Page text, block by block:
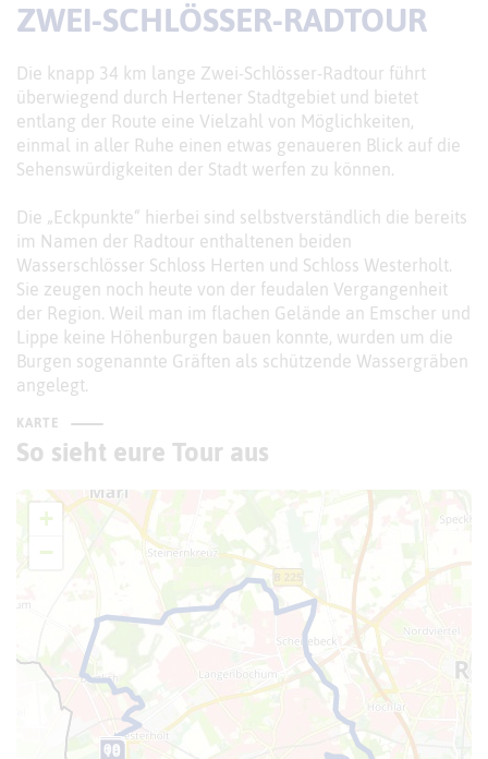
ZWEI-SCHLÖSSER-RADTOUR
Die knapp 34 km lange Zwei-Schlösser-Radtour führt
überwiegend durch Hertener Stadtgebiet und bietet
entlang der Route eine Vielzahl von Möglichkeiten,
einmal in aller Ruhe einen etwas genaueren Blick auf die
Sehenswürdigkeiten der Stadt werfen zu können.
Die „Eckpunkte“ hierbei sind selbstverständlich die bereits
im Namen der Radtour enthaltenen beiden
Wasserschlösser Schloss Herten und Schloss Westerholt.
Sie zeugen noch heute von der feudalen Vergangenheit
der Region. Weil man im flachen Gelände an Emscher und
Lippe keine Höhenburgen bauen konnte, wurden um die
Burgen sogenannte Gräften als schützende Wassergräben
angelegt.
KARTE
So sieht eure Tour aus